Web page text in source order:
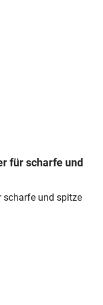
für scharfe und
scharfe und spitze